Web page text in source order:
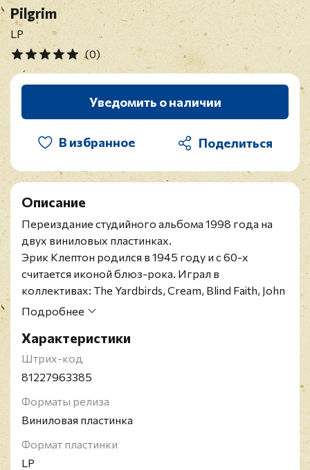
Pilgrim
LP
(0)
Уведомить о наличии
В избранное
Описание
Переиздание студийного альбома 1998 года на
двух виниловых пластинках.
Эрик Клептон родился в 1945 году и с 60-х
считается иконой блюз-рока. Играл в
коллективах: The Yardbirds, Cream, Blind Faith, John
Mayall's Bluesbreakers, Derek And The Dominos а
Является кавалером Ордена Британской империи.
Подробнее
Характеристики
Штрих-код
81227963385
Форматы релиза
Виниловая пластинка
Формат пластинки
LP